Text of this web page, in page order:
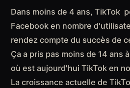
Dans moins de 4 ans, TikTok
Facebook en nombre
rendez compte du succès de
Ça a pris pas moins de 14 ans
où est aujourd'hui TikTok en
La croissance actuelle de